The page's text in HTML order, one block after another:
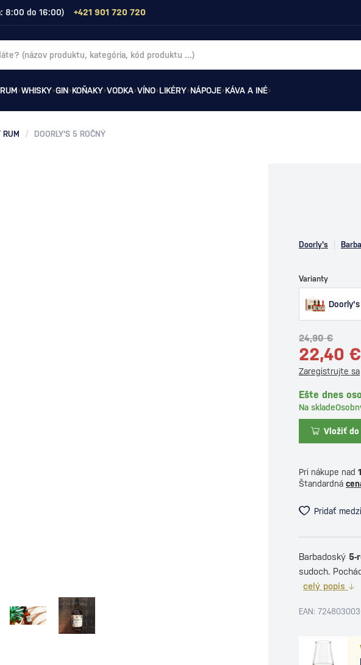
8:00 do 16:00) +421 901 720 720
RUM WHISKY GIN KOŇAKY VODKA VÍNO LIKÉRY NÁPOJE KÁVA A INÉ
RUM / DOORLY'S 5 ROČNÝ
Doorly's
Varianty
24,90 €
22,40 €
Zaregistrujte sa
Ešte dnes
Na sklade
Vložiť do
Pri nákupe nad
Štandardná
Pridať
Barbadoský 5-
sudoch.
celý popis
EAN: